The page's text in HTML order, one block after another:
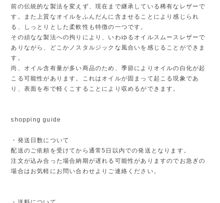
前の伝統的な製法を変えず、現在まで継承している稀有なレザーで
す。また上質なオイルをふんだんに含ませることにより感じられ
る、しっとりとした柔軟性も特徴の一つです。
その頑なな製法への拘りにより、いわゆるオイルスムースレザーで
ありながら、どこかノスタルジックな風合いを感じることができま
す。
尚、オイル含有量が多い商品のため、季節によりオイルの白化が起
こる可能性があります。これはオイルが固まって起こる現象であ
り、表面を布で軽くこすることにより収めるができます。
shopping guide
・発送日数について
配送のご依頼を受けてから通常5日以内での発送となります。
注文が込み合った場合納期が遅れる可能性がありますのでお急ぎの
場合はお気軽にお問い合わせよりご連絡ください。